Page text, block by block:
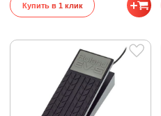
Купить в 1 клик